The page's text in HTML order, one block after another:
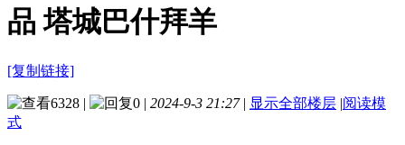
品 塔城巴什拜羊
[复制链接]
6328 | 0 | 2024-9-3 21:27 | 显示全部楼层 |阅读模
式